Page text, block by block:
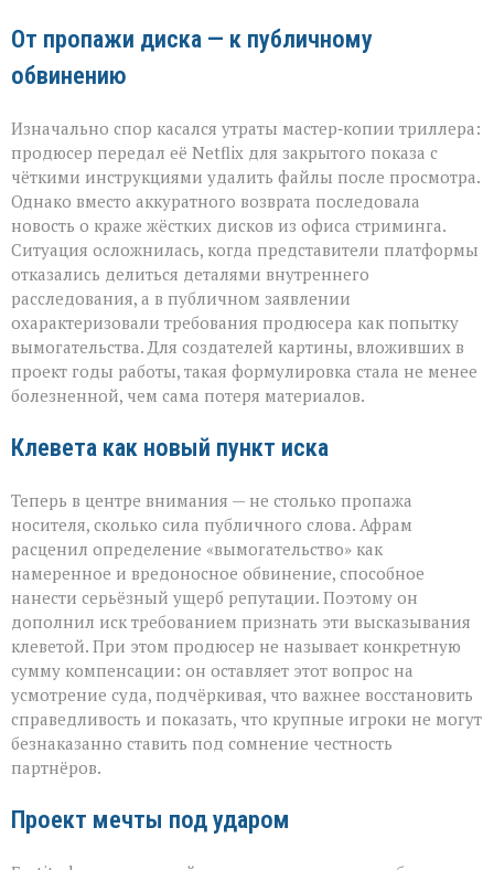
От пропажи диска — к публичному
обвинению
Изначально спор касался утраты мастер‑копии триллера:
продюсер передал её Netflix для закрытого показа с
чёткими инструкциями удалить файлы после просмотра.
Однако вместо аккуратного возврата последовала
новость о краже жёстких дисков из офиса стриминга.
Ситуация осложнилась, когда представители платформы
отказались делиться деталями внутреннего
расследования, а в публичном заявлении
охарактеризовали требования продюсера как попытку
вымогательства. Для создателей картины, вложивших в
проект годы работы, такая формулировка стала не менее
болезненной, чем сама потеря материалов.
Клевета как новый пункт иска
Теперь в центре внимания — не столько пропажа
носителя, сколько сила публичного слова. Афрам
расценил определение «вымогательство» как
намеренное и вредоносное обвинение, способное
нанести серьёзный ущерб репутации. Поэтому он
дополнил иск требованием признать эти высказывания
клеветой. При этом продюсер не называет конкретную
сумму компенсации: он оставляет этот вопрос на
усмотрение суда, подчёркивая, что важнее восстановить
справедливость и показать, что крупные игроки не могут
безнаказанно ставить под сомнение честность
партнёров.
Проект мечты под ударом